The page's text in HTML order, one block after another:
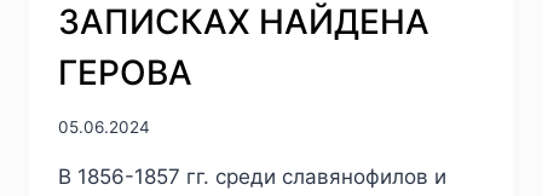
ЗАПИСКАХ НАЙДЕНА
ГЕРОВА
05.06.2024
В 1856-1857 гг. среди славянофилов и